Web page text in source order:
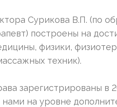
Сурикова В.П. (по
построены на
физики,
техник).
зарегистрированы в
на уровне